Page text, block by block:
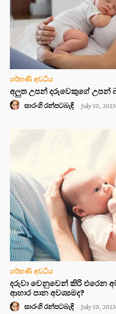
ගර්භණී අවධිය
අලුත උපන් දරුවෙකුගේ උපන්
සාරංගි රන්පටබැඳි - July 10, 2023
ගර්භණී අවධිය
දරුවා වෙනුවෙන් කිරි එරෙන
ආහාර පාන අවශ්‍යමද?
සාරංගි රන්පටබැඳි - July 10, 2023